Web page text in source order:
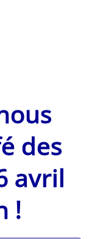
des
avril
!